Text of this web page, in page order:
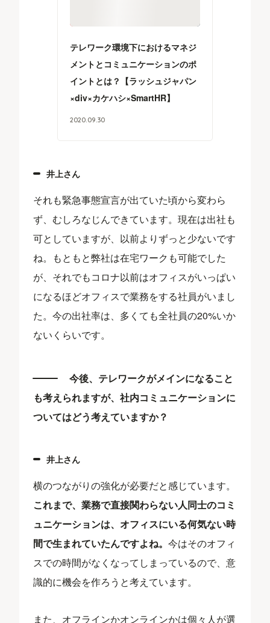
テレワーク環境下におけるマネジ
メントとコミュニケーションのポ
イントとは？【ラッシュジャパン
×div×カケハシ×SmartHR】
2020.09.30
井上さん
それも緊急事態宣言が出ていた頃から変わら
ず、むしろなじんできています。現在は出社も
可としていますが、以前よりずっと少ないです
ね。もともと弊社は在宅ワークも可能でした
が、それでもコロナ以前はオフィスがいっぱい
になるほどオフィスで業務をする社員がいまし
た。今の出社率は、多くても全社員の20%いか
ないくらいです。
今後、テレワークがメインになること
も考えられますが、社内コミュニケーションに
ついてはどう考えていますか？
井上さん
横のつながりの強化が必要だと感じています。
これまで、業務で直接関わらない人同士のコミ
ュニケーションは、オフィスにいる何気ない時
間で生まれていたんですよね。今はそのオフィ
スでの時間がなくなってしまっているので、意
識的に機会を作ろうと考えています。
また、オフラインかオンラインかは個々人が選